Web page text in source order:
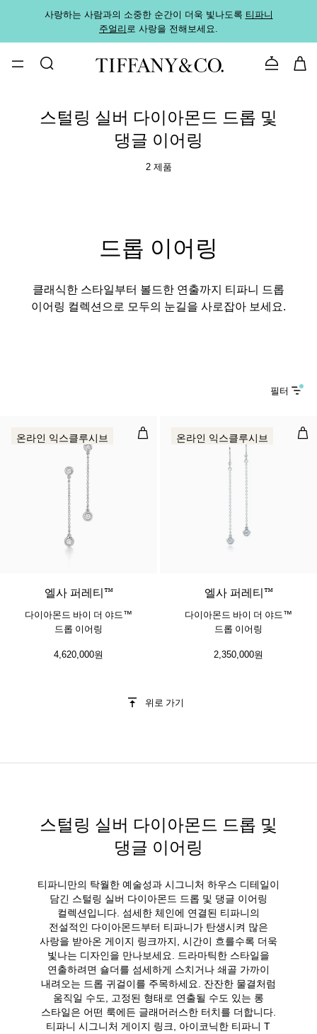
사랑하는 사람과의 소중한 순간이 더욱 빛나도록 티파니
주얼리로 사랑을 전해보세요.
문의하기
스털링 실버 다이아몬드 드롭 및
댕글 이어링
2 제품
드롭 이어링
클래식한 스타일부터 볼드한 연출까지 티파니 드롭
이어링 컬렉션으로 모두의 눈길을 사로잡아 보세요.
필터
다이아몬드 바이 더 야드™ 드롭 이
온라인 익스클루시브
​​​엘사 퍼레티™
다이아몬드 바이 더 야드™
드롭 이어링
4,620,000원
다
온라인 익스클루시브
​​​엘사 퍼레티™
다이아몬드 바이 더 야드™
드롭 이어링
2,350,000원
위로 가기
스털링 실버 다이아몬드 드롭 및
댕글 이어링
티파니만의 탁월한 예술성과 시그니처 하우스 디테일이
담긴 스털링 실버 다이아몬드 드롭 및 댕글 이어링
컬렉션입니다. 섬세한 체인에 연결된 티파니의
전설적인 다이아몬드부터 티파니가 탄생시켜 많은
사랑을 받아온 게이지 링크까지, 시간이 흐를수록 더욱
빛나는 디자인을 만나보세요. 드라마틱한 스타일을
연출하려면 숄더를 섬세하게 스치거나 쇄골 가까이
내려오는 드롭 귀걸이를 주목하세요. 잔잔한 물결처럼
움직일 수도, 고정된 형태로 연출될 수도 있는 롱
스타일은 어떤 룩에든 글래머러스한 터치를 더합니다.
티파니 시그니처 게이지 링크, 아이코닉한 티파니 T